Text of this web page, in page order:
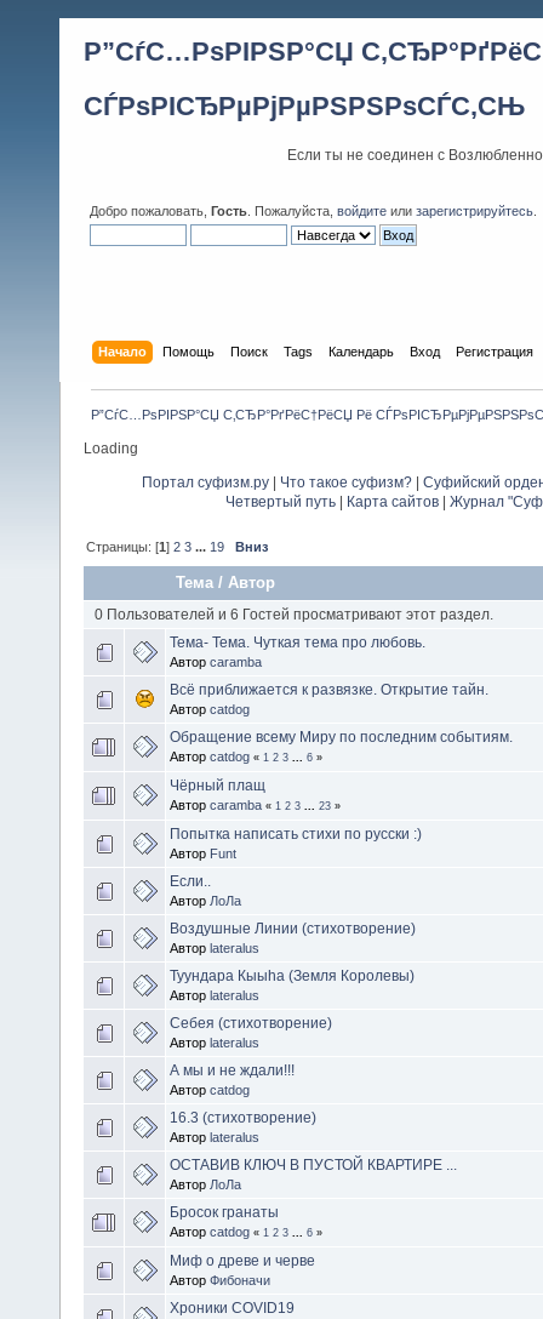
Р”СѓС…РѕРІРЅР°СЏ
СЃРѕРІСЂРµРјРµРЅРЅРѕСЃС‚СЊ
Если ты не соединен с
Добро пожаловать, Гость . Пожалуйста, войдите или зарегистрируйтесь
Начало Помощь Поиск Tags Календарь Вход Регистрация
Р”СѓС…РѕРІРЅР°СЏ С‚СЂР°РґРёС†РёСЏ Рё
Loading
Портал суфизм.ру Что такое суфизм?
Суфийский
Четвертый путь| Карта сайтов| Журнал
Страницы: [1]2 3 ...19 Вниз
Тема /Автор
0 Пользователей и 6 Гостей просматривают этот раздел.
Тема- Тема. Чуткая тема про любовь.
Автор caramba
Всё приближается к развязке. Открытие тайн.
Автор catdog
Обращение всему Миру по последним событиям.
Автор catdog « 1 2 3 ... 6 »
Чёрный плащ
Автор caramba « 1 2 3 ... 23 »
Попытка написать стихи по русски :)
Автор Funt
Если..
Автор ЛоЛа
Воздушные Линии (стихотворение)
Автор lateralus
Туундара Кыыһа (Земля Королевы)
Автор lateralus
Себея (стихотворение)
Автор lateralus
А мы и не ждали!!!
Автор catdog
16.3 (стихотворение)
Автор lateralus
ОСТАВИВ КЛЮЧ В ПУСТОЙ КВАРТИРЕ ...
Автор ЛоЛа
Бросок гранаты
Автор catdog « 1 2 3 ... 6 »
Миф о древе и черве
Автор Фибоначи
Хроники COVID19